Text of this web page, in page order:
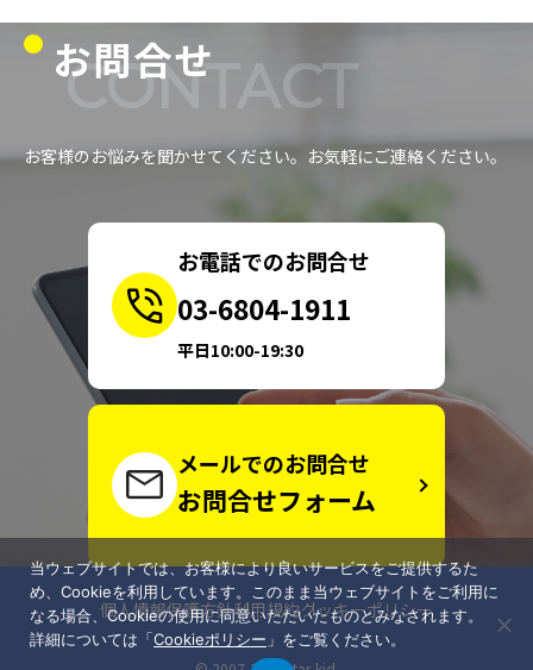
お問合せ
CONTACT
お客様のお悩みを聞かせてください。お気軽にご連絡ください。
お電話でのお問合せ
03-6804-1911
平日10:00-19:30
メールでのお問合せ
お問合せフォーム
個人情報保護方針利用規約クッキーポリシー
当ウェブサイトでは、お客様により良いサービスをご提供するた
め、Cookieを利用しています。このまま当ウェブサイトをご利用に
なる場合、Cookieの使用に同意いただいたものとみなされます。
詳細については「Cookieポリシー 」をご覧ください。